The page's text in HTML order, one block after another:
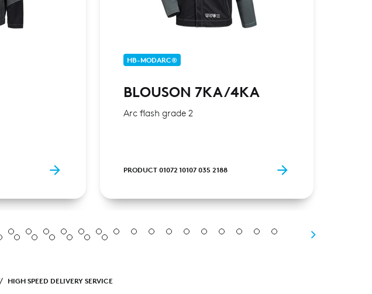
HB-MODARC®
BLOUSON 7KA/4KA
Arc flash grade 2
PRODUCT 01072 10107 035 2188
HIGH SPEED DELIVERY SERVICE